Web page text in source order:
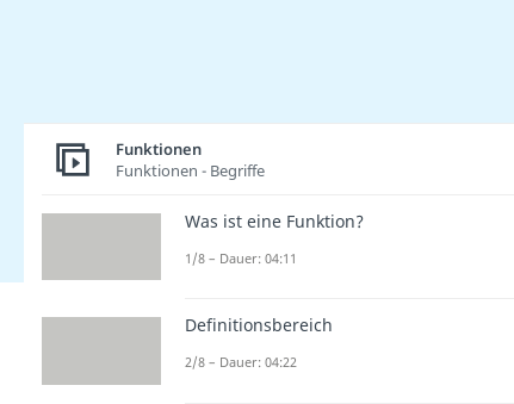
Funktionen
Funktionen - Begriffe
Was ist eine Funktion?
1/8 – Dauer: 04:11
Definitionsbereich
2/8 – Dauer: 04:22